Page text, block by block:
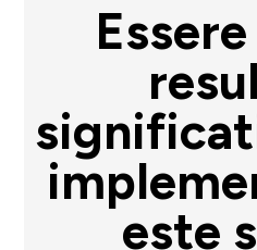
este